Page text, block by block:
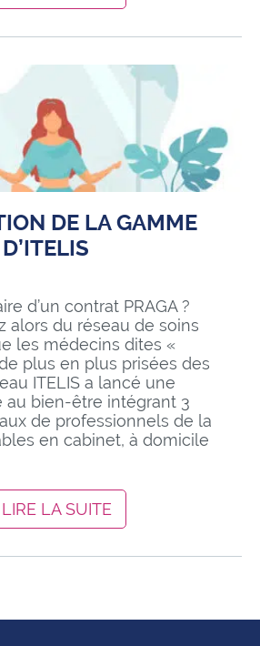
DE LA GAMME
d’un contrat PRAGA ?
alors du réseau de soins
les médecins dites «
plus en plus prisées des
ITELIS a lancé une
au bien-être intégrant 3
de professionnels de la
en cabinet, à domicile
LIRE LA SUITE